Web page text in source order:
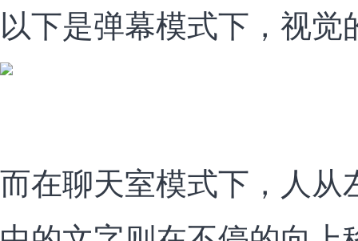
以下是弹幕模式下，视
而在聊天室模式下，人从